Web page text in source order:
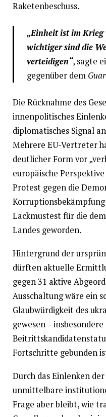
Raketenbeschuss.
„Einheit ist im Krieg
wichtiger sind die
verteidigen“, sagte
gegenüber dem
Die Rücknahme des
innenpolitisches
diplomatisches Signal
Mehrere EU-Vertreter
deutlicher Form vor
europäische
Protest gegen die
Lackmustest für die
Landes geworden.
Hintergrund der
dürften aktuelle
gegen 31 aktive
Ausschaltung wäre ein
Glaubwürdigkeit des
gewesen –
Fortschritte gebunden
Durch das Einlenken
unmittelbare
Frage aber bleibt, wie